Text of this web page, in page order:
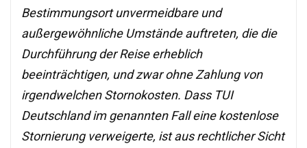
Bestimmungsort unvermeidbare und
außergewöhnliche Umstände auftreten, die die
Durchführung der Reise erheblich
beeinträchtigen, und zwar ohne Zahlung von
irgendwelchen Stornokosten. Dass TUI
Deutschland im genannten Fall eine kostenlose
Stornierung verweigerte, ist aus rechtlicher Sicht